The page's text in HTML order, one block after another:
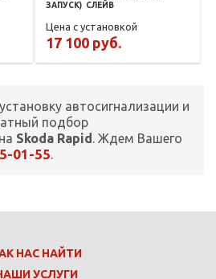
ЗАПУСК) СЛЕЙВ
Цена с установкой
17 100 руб.
автосигнализации и
подбор
Skoda Rapid . Ждем Вашего
01-55.
НАС НАЙТИ
УСЛУГИ